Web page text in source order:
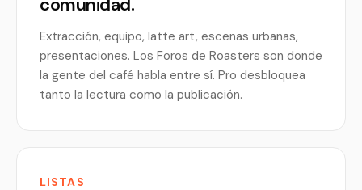
Extracción, equipo, latte art, escenas urbanas,
presentaciones. Los Foros de Roasters son donde
la gente del café habla entre sí. Pro desbloquea
tanto la lectura como la publicación.
LISTAS